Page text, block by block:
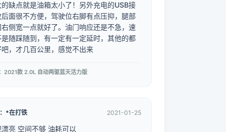
的缺点就是油箱太小了！另外充电的USB接
后面很不方便，驾驶位右脚有点压抑，腿部
右侧宽一点就好了。油门响应还是不急，速
是随踩随到，有一定有一定延时，其他的都
吧，才几百公里，感觉不出来
2021款 2.0L 自动两驱蓝天活力版
*在打铁 2021-01-25
亮 空间不够 油耗可以